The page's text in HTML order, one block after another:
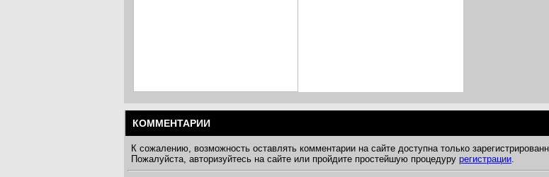
КОММЕНТАРИИ
К сожалению, возможность оставлять комментарии на сайте доступна только
Пожалуйста, авторизуйтесь на сайте или пройдите простейшую процедуру регистрации.